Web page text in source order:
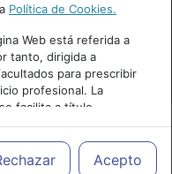
Cancelar
Política de Cookies.
Web está referida a
tanto, dirigida a
para prescribir
profesional. La
facilita a título
de los
y decidir, en
adecuado a lasAcepto
Trastornos de